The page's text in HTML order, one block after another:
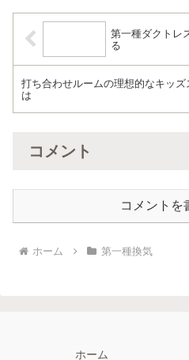
第一種ダクトレ
る
打ち合わせルームの理想的なキッズ
は
コメント
コメントを
ホーム 第一種換気
ホーム